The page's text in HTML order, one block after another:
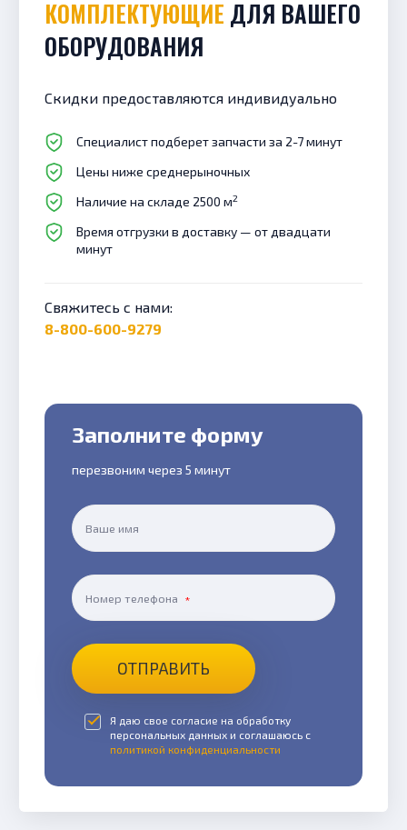
КОМПЛЕКТУЮЩИЕ ДЛЯ ВАШЕГО
ОБОРУДОВАНИЯ
Скидки предоставляются индивидуально
Специалист подберет запчасти за 2-7 минут
Цены ниже среднерыночных
Наличие на складе 2500 м2
Время отгрузки в доставку — от двадцати
минут
Свяжитесь с нами:
8-800-600-9279
Заполните форму
перезвоним через 5 минут
Ваше имя
Номер телефона
ОТПРАВИТЬ
Я даю свое согласие на обработку
персональных данных и соглашаюсь с
политикой конфиденциальности